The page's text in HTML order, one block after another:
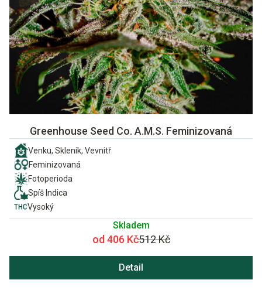
Greenhouse Seed Co. A.M.S. Feminizovaná
Venku, Skleník, Vevnitř
Feminizovaná
Fotoperioda
Spíš Indica
Vysoký
Skladem
od 406 Kč512 Kč
Detail